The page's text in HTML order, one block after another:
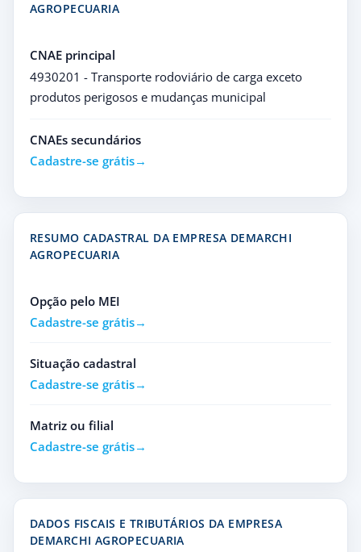
AGROPECUARIA
CNAE principal
4930201 - Transporte rodoviário de carga exceto
produtos perigosos e mudanças municipal
CNAEs secundários
Cadastre-se grátis
RESUMO CADASTRAL DA EMPRESA DEMARCHI
AGROPECUARIA
Opção pelo MEI
Cadastre-se grátis
Situação cadastral
Cadastre-se grátis
Matriz ou filial
Cadastre-se grátis
DADOS FISCAIS E TRIBUTÁRIOS DA EMPRESA
DEMARCHI AGROPECUARIA